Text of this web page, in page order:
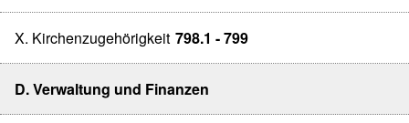
X. Kirchenzugehörigkeit 798.1 - 799
D. Verwaltung und Finanzen